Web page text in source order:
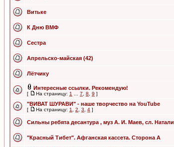
Витьке
К Дню ВМФ
Сестра
Апрельско-майская (42)
Лётчику
Интересные ссылки. Рекомендую!
[ На страницу: 1 7 8 9 ]
"ВИВАТ ШУРАВИ" - наше творчество на YouTube
[ На страницу: 1 2 3 4 ]
Сильны ребята десантура , муз А. И. Маев, сл. Натали
"Красный Тибет". Афганская кассета. Сторона А